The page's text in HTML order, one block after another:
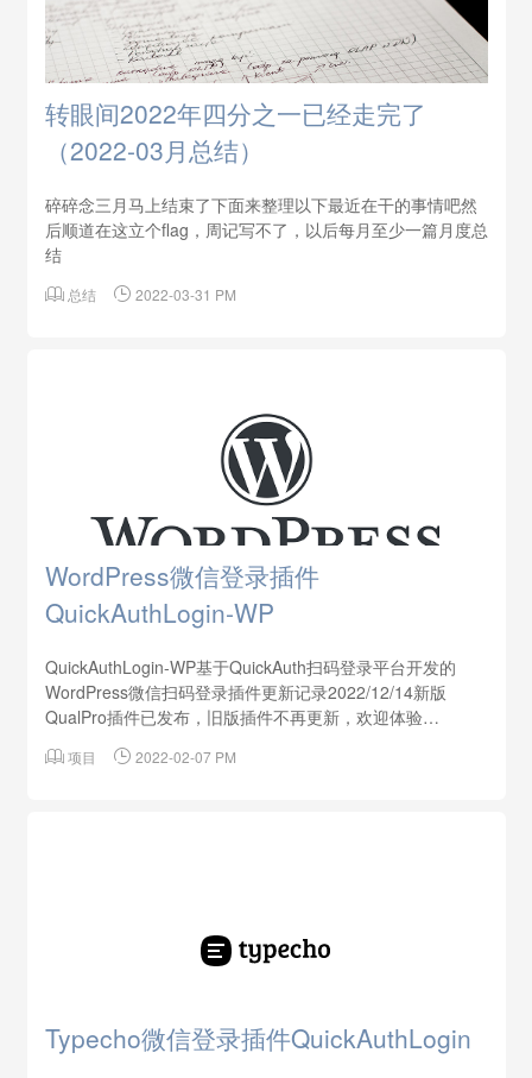
转眼间2022年四分之一已经走完了
（2022-03月总结）
碎碎念三月马上结束了下面来整理以下最近在干的事情吧然
后顺道在这立个flag，周记写不了，以后每月至少一篇月度总
结
 总结  2022-03-31 PM
WordPress微信登录插件
QuickAuthLogin-WP
QuickAuthLogin-WP基于QuickAuth扫码登录平台开发的
WordPress微信扫码登录插件更新记录2022/12/14新版
QualPro插件已发布，旧版插件不再更新，欢迎体验
2022/04/27 v0.9.3新增全局注入登录框调用方法
 项目  2022-02-07 PM
Typecho微信登录插件QuickAuthLogin